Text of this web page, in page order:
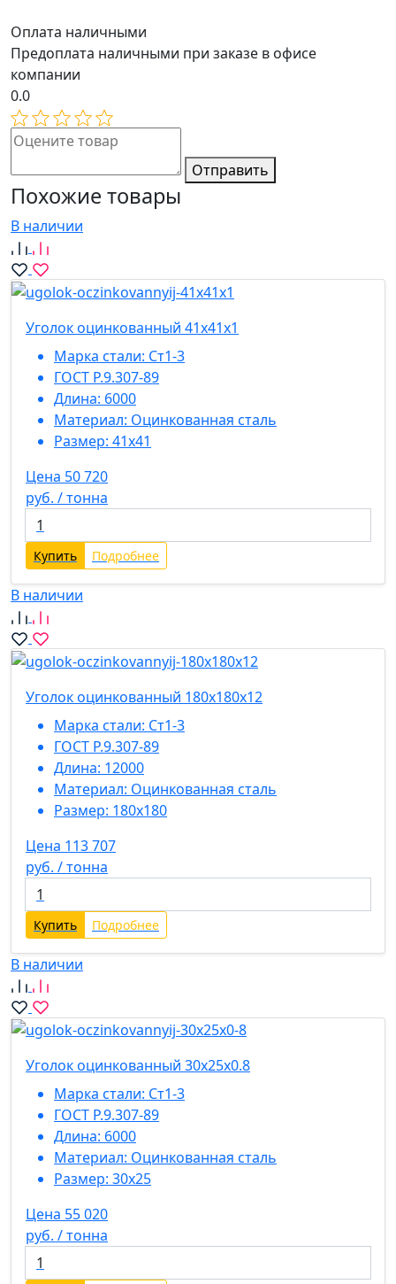
Оплата наличными
Предоплата наличными при заказе в офисе
компании
0.0
Отправить
Похожие товары
В наличии
Уголок оцинкованный 41х41х1
Марка стали: Ст1-3
ГОСТ Р.9.307-89
Длина: 6000
Материал: Оцинкованная сталь
Размер: 41х41
Цена 50 720
руб. / тонна
Купить Подробнее
В наличии
Уголок оцинкованный 180х180х12
Марка стали: Ст1-3
ГОСТ Р.9.307-89
Длина: 12000
Материал: Оцинкованная сталь
Размер: 180x180
Цена 113 707
руб. / тонна
Купить Подробнее
В наличии
Уголок оцинкованный 30х25х0.8
Марка стали: Ст1-3
ГОСТ Р.9.307-89
Длина: 6000
Материал: Оцинкованная сталь
Размер: 30х25
Цена 55 020
руб. / тонна